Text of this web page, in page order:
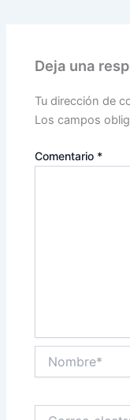
Deja una
Tu dirección de
Los campos
Comentario *